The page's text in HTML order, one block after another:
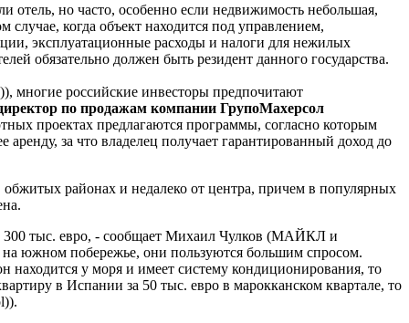
отель, но часто, особенно если недвижимость небольшая,
когда объект находится под управлением,
эксплуатационные расходы и налоги для нежилых
обязательно должен быть резидент данного государства.
многие российские инвесторы предпочитают
по продажам компании ГрупоМахерсол
проектах предлагаются программы, согласно которым
за что владелец получает гарантированный доход до
районах и недалеко от центра, причем в популярных
300 тыс. евро, - сообщает Михаил Чулков (МАЙКЛ и
южном побережье, они пользуются большим спросом.
у моря и имеет систему кондиционирования, то
в Испании за 50 тыс. евро в марокканском квартале, то